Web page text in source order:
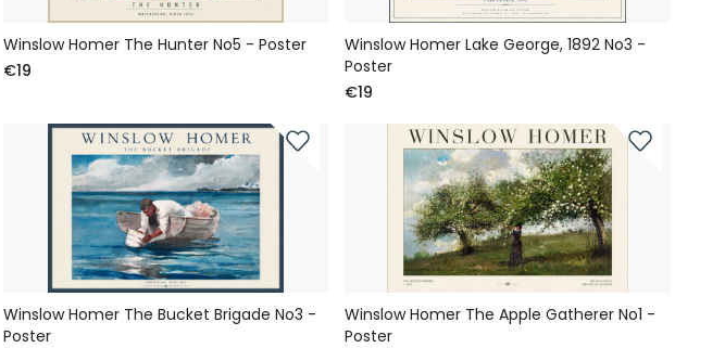
Winslow Homer The Hunter No5 - Poster
€19
Winslow Homer Lake George, 1892 No3 -
Poster
€19
Winslow Homer The Bucket Brigade No3 -
Poster
Winslow Homer The Apple Gatherer No1 -
Poster